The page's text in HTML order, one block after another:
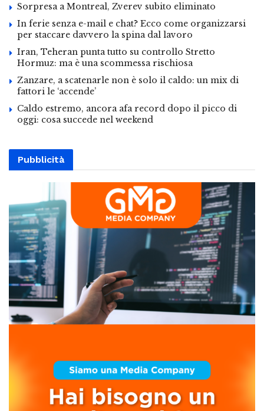
Sorpresa a Montreal, Zverev subito eliminato
In ferie senza e-mail e chat? Ecco come organizzarsi
per staccare davvero la spina dal lavoro
Iran, Teheran punta tutto su controllo Stretto
Hormuz: ma è una scommessa rischiosa
Zanzare, a scatenarle non è solo il caldo: un mix di
fattori le ‘accende’
Caldo estremo, ancora afa record dopo il picco di
oggi: cosa succede nel weekend
Pubblicità